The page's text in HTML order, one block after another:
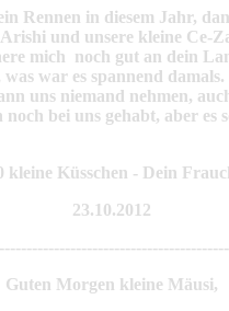
Rennen in diesem Jahr,
und unsere kleine Ce-
mich noch gut an dein
war es spannend
uns niemand nehmen,
bei uns gehabt, aber es
kleine Küsschen - Dein
23.10.2012
Guten Morgen kleine Mäusi,